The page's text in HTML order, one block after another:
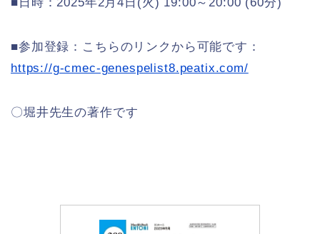
■日時：2025年2月4日(火) 19:00～20:00 (60分)
■参加登録：こちらのリンクから可能です：
https://g-cmec-genespelist8.peatix.com/
〇堀井先生の著作です